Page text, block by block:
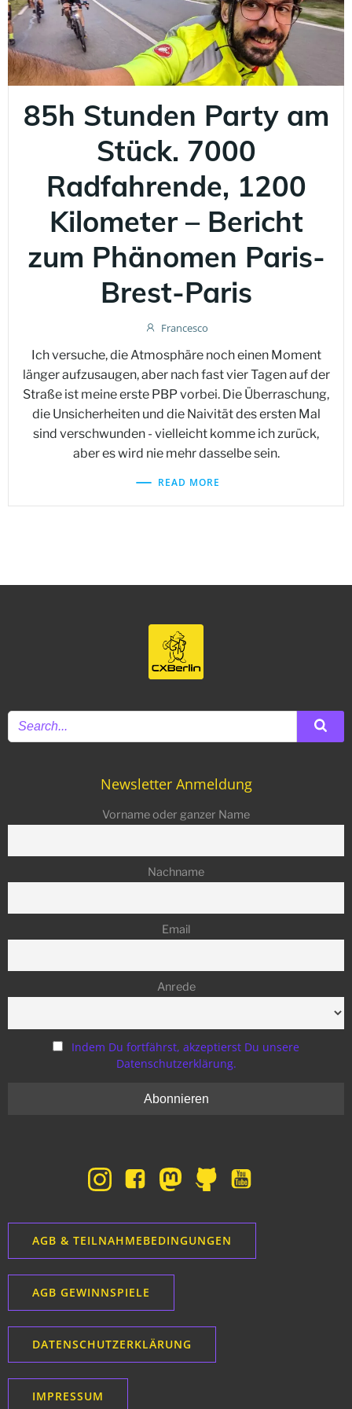
85h Stunden Party am
Stück. 7000
Radfahrende, 1200
Kilometer – Bericht
zum Phänomen Paris-
Brest-Paris
Francesco
Ich versuche, die Atmosphäre noch einen Moment
länger aufzusaugen, aber nach fast vier Tagen auf der
Straße ist meine erste PBP vorbei. Die Überraschung,
die Unsicherheiten und die Naivität des ersten Mal
sind verschwunden - vielleicht komme ich zurück,
aber es wird nie mehr dasselbe sein.
READ MORE
Newsletter Anmeldung
Vorname oder ganzer Name
Nachname
Email
Anrede
Indem Du fortfährst, akzeptierst Du unsere
Datenschutzerklärung.
AGB & TEILNAHMEBEDINGUNGEN
AGB GEWINNSPIELE
DATENSCHUTZERKLÄRUNG
IMPRESSUM